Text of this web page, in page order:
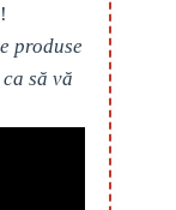
!
produse
să vă